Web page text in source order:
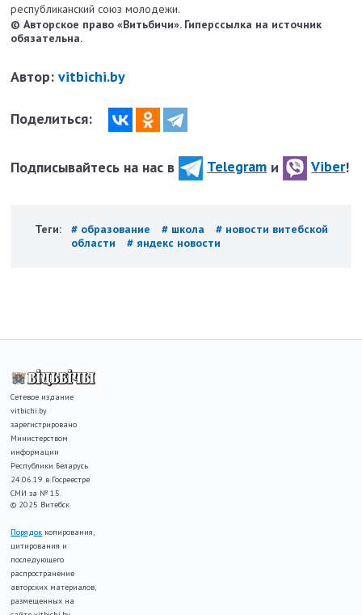
республиканский союз молодежи.
© Авторское право «Витьбичи». Гиперссылка на источник
обязательна.
Автор:vitbichi.by
Поделиться:
Подписывайтесь на нас в Telegram и Viber!
Теги: # образование # школа
# новости витебской
области
# яндекс новости
Сетевое издание
vitbichi.by
зарегистрировано
Министерством
информации
Республики Беларусь
24.06.19 в Госреестре
СМИ за № 15.
© 2025 Витебск
Порядок копирования,
цитирования и
последующего
распространение
авторских материалов,
размещенных на